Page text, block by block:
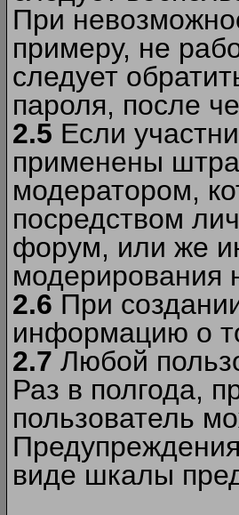
При
примеру, не
следует
пароля, после
2.5 Если
применены
модератором,
посредством
форум, или же
модерирования
2.6 При
информацию о
2.7 Любой
Раз в полгода,
пользователь
виде шкалы